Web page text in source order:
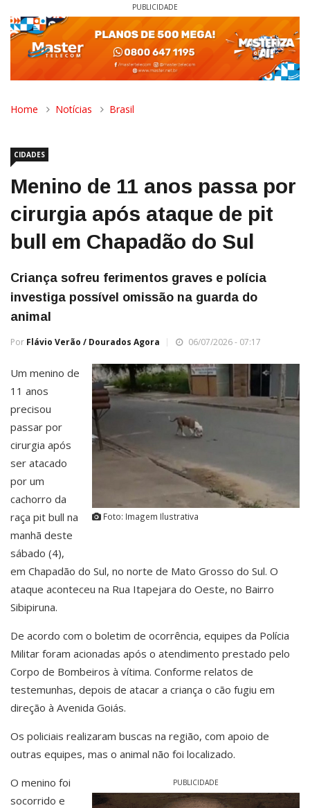
PUBLICIDADE
Home Notícias Brasil
CIDADES
Menino de 11 anos passa por
cirurgia após ataque de pit
bull em Chapadão do Sul
Criança sofreu ferimentos graves e polícia
investiga possível omissão na guarda do
animal
Por Flávio Verão / Dourados Agora 06/07/2026 - 07:17
Foto: Imagem Ilustrativa
Um menino de
11 anos
precisou
passar por
cirurgia após
ser atacado
por um
cachorro da
raça pit bull na
manhã deste
sábado (4),
em Chapadão do Sul, no norte de Mato Grosso do Sul. O
ataque aconteceu na Rua Itapejara do Oeste, no Bairro
Sibipiruna.
De acordo com o boletim de ocorrência, equipes da Polícia
Militar foram acionadas após o atendimento prestado pelo
Corpo de Bombeiros à vítima. Conforme relatos de
testemunhas, depois de atacar a criança o cão fugiu em
direção à Avenida Goiás.
Os policiais realizaram buscas na região, com apoio de
outras equipes, mas o animal não foi localizado.
PUBLICIDADE
O menino foi
socorrido e